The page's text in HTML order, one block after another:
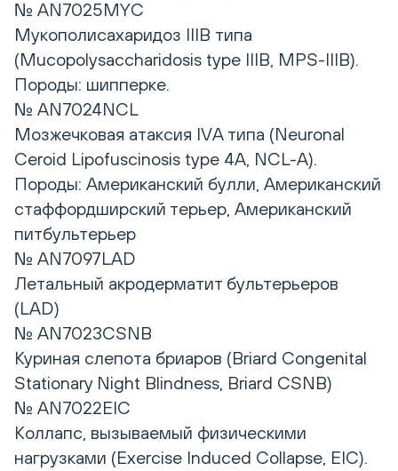
№ AN7025MYC
Мукополисахаридоз IIIB типа
(Mucopolysaccharidosis type IIIB, MPS-IIIB).
Породы: шипперке.
№ AN7024NCL
Мозжечковая атаксия IVА типа (Neuronal
Ceroid Lipofuscinosis type 4A, NCL-A).
Породы: Американский булли, Американский
стаффордширский терьер, Американский
питбультерьер
№ AN7097LAD
Летальный акродерматит бультерьеров
(LAD)
№ AN7023CSNB
Куриная слепота бриаров (Briard Congenital
Stationary Night Blindness, Briard CSNB)
№ AN7022EIC
Коллапс, вызываемый физическими
нагрузками (Exercise Induced Collapse, EIC).